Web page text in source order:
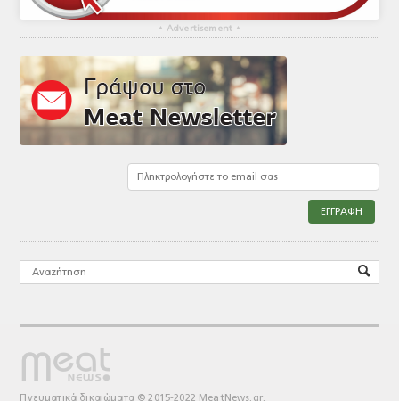
▴ Advertisement ▴
Πνευματικά δικαιώματα © 2015-2022 MeatNews.gr.